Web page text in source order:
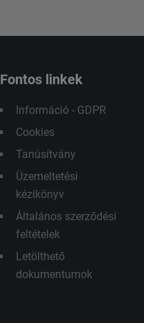
Fontos linkek
Információ - GDPR
Cookies
Tanúsítvány
Üzemeltetési
kézikönyv
Általános szerződési
feltételek
Letölthető
dokumentumok